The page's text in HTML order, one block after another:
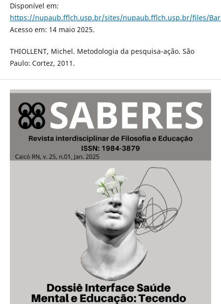
Disponível em:
https://nupaub.fflch.usp.br/sites/nupaub.fflch.usp.br/files/
Acesso em: 14 maio 2025.
THIOLLENT, Michel. Metodologia da pesquisa-ação. São
Paulo: Cortez, 2011.